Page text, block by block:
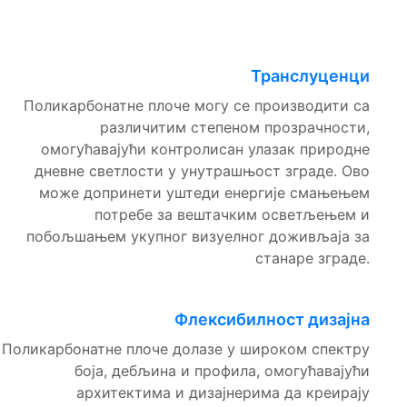
Транслуценци
Поликарбонатне плоче могу се производити са
различитим степеном прозрачности,
омогућавајући контролисан улазак природне
дневне светлости у унутрашњост зграде. Ово
може допринети уштеди енергије смањењем
потребе за вештачким осветљењем и
побољшањем укупног визуелног доживљаја за
станаре зграде.
Флексибилност дизајна
Поликарбонатне плоче долазе у широком спектру
боја, дебљина и профила, омогућавајући
архитектима и дизајнерима да креирају